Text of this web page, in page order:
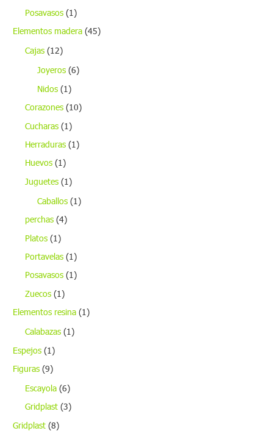
Posavasos (1)
Elementos madera (45)
Cajas (12)
Joyeros (6)
Nidos (1)
Corazones (10)
Cucharas (1)
Herraduras (1)
Huevos (1)
Juguetes (1)
Caballos (1)
perchas (4)
Platos (1)
Portavelas (1)
Posavasos (1)
Zuecos (1)
Elementos resina (1)
Calabazas (1)
Espejos (1)
Figuras (9)
Escayola (6)
Gridplast (3)
Gridplast (8)